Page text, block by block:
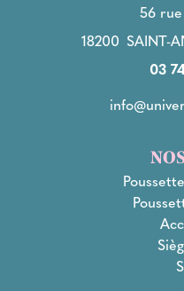
56
18200 SAINT-
03